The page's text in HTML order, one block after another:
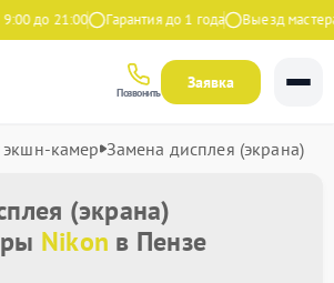
до 21:00 Гарантия до 1 года Выезд мастера
Позвонить
Заявка
экшн-камер Замена дисплея (экрана)
(экрана)
Nikon в Пензе